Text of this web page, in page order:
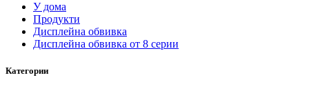
У дома
Продукти
Дисплейна обвивка
Дисплейна обвивка от 8 серии
Категории